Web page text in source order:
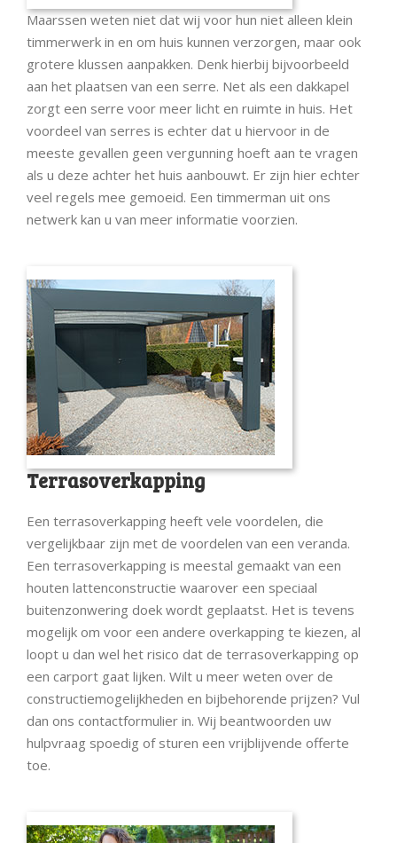
Maarssen weten niet dat wij voor hun niet alleen klein
timmerwerk in en om huis kunnen verzorgen, maar ook
grotere klussen aanpakken. Denk hierbij bijvoorbeeld
aan het plaatsen van een serre. Net als een dakkapel
zorgt een serre voor meer licht en ruimte in huis. Het
voordeel van serres is echter dat u hiervoor in de
meeste gevallen geen vergunning hoeft aan te vragen
als u deze achter het huis aanbouwt. Er zijn hier echter
veel regels mee gemoeid. Een timmerman uit ons
netwerk kan u van meer informatie voorzien.
Terrasoverkapping
Een terrasoverkapping heeft vele voordelen, die
vergelijkbaar zijn met de voordelen van een veranda.
Een terrasoverkapping is meestal gemaakt van een
houten lattenconstructie waarover een speciaal
buitenzonwering doek wordt geplaatst. Het is tevens
mogelijk om voor een andere overkapping te kiezen, al
loopt u dan wel het risico dat de terrasoverkapping op
een carport gaat lijken. Wilt u meer weten over de
constructiemogelijkheden en bijbehorende prijzen? Vul
dan ons contactformulier in. Wij beantwoorden uw
hulpvraag spoedig of sturen een vrijblijvende offerte
toe.